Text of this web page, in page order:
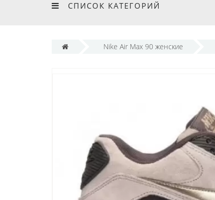
СПИСОК КАТЕГОРИЙ
Nike Air Max 90 женские